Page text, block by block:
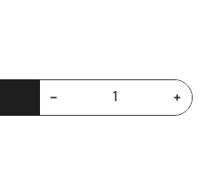
света 48V 24W